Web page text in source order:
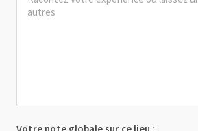
Votre note globale sur ce lieu :